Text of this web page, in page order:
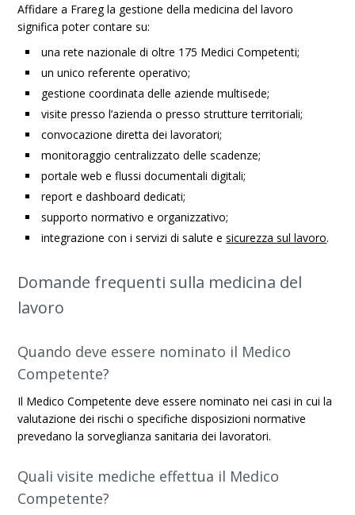
Affidare a Frareg la gestione della medicina del lavoro
significa poter contare su:
una rete nazionale di oltre 175 Medici Competenti;
un unico referente operativo;
gestione coordinata delle aziende multisede;
visite presso l’azienda o presso strutture territoriali;
convocazione diretta dei lavoratori;
monitoraggio centralizzato delle scadenze;
portale web e flussi documentali digitali;
report e dashboard dedicati;
supporto normativo e organizzativo;
integrazione con i servizi di salute esicurezza sul lavoro.
Domande frequenti sulla medicina del
lavoro
Quando deve essere nominato il Medico
Competente?
Il Medico Competente deve essere nominato nei casi in cui la
valutazione dei rischi o specifiche disposizioni normative
prevedano la sorveglianza sanitaria dei lavoratori.
Quali visite mediche effettua il Medico
Competente?